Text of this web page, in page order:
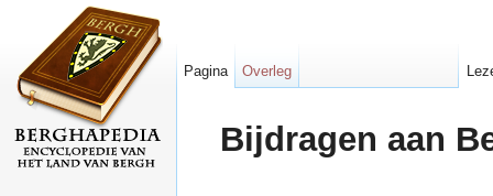
Bijdragen aan
Pagina Overleg